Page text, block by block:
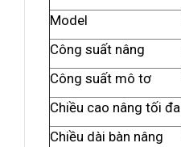
Model
Công suất nâng
Công suất mô tơ
Chiều cao nâng tối đa
Chiều dài bàn nâng